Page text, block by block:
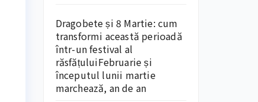
Dragobete și 8 Martie: cum
transformi această perioadă
într-un festival al
răsfățuluiFebruarie și
începutul lunii martie
marchează, an de an